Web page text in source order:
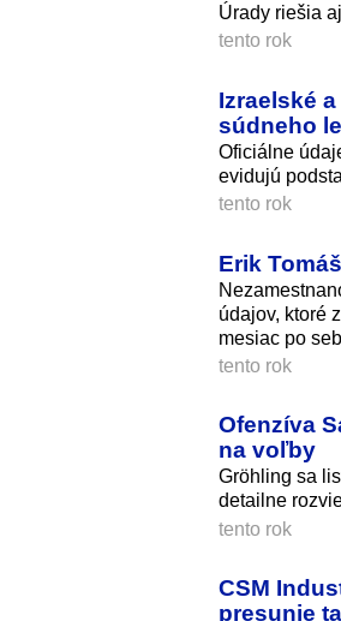
Úrady riešia
tento rok
Izraelské
súdneho
Oficiálne
evidujú
tento rok
Erik
údajov, ktoré
mesiac po
tento rok
Ofenzíva
na voľby
Gröhling sa
detailne
tento rok
CSM
presunie